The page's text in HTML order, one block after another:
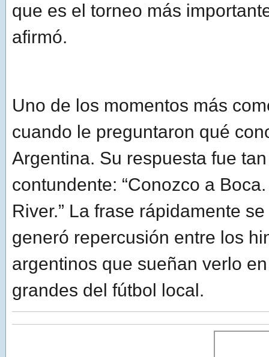
que es el torneo más
afirmó.
Uno de los momentos más
cuando le preguntaron qué
Argentina. Su respuesta fue
contundente: “Conozco a
River.” La frase rápidamente
generó repercusión entre los
argentinos que sueñan verlo
grandes del fútbol local.